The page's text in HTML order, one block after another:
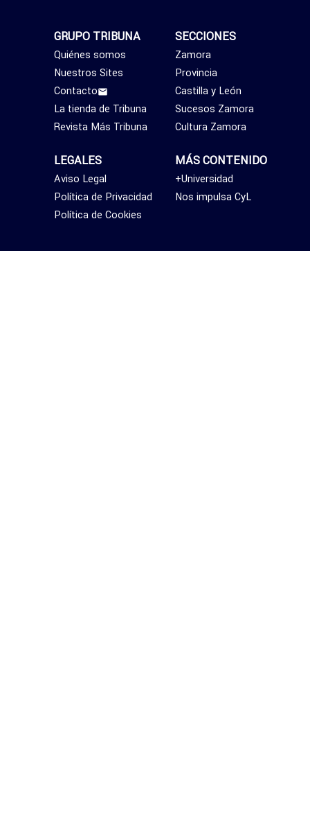
SECCIONES
Zamora
Provincia
Castilla y León
Sucesos Zamora
Cultura Zamora
MÁS CONTENIDO
+Universidad
Nos impulsa CyL
GRUPO TRIBUNA
Quiénes somos
Nuestros Sites
Contacto
La tienda de Tribuna
Revista Más Tribuna
LEGALES
Aviso Legal
Política de Privacidad
Política de Cookies